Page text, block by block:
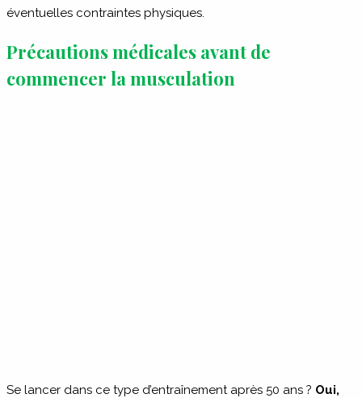
éventuelles contraintes physiques.
Précautions médicales avant de
commencer la musculation
Se lancer dans ce type d’entraînement après 50 ans ? Oui,